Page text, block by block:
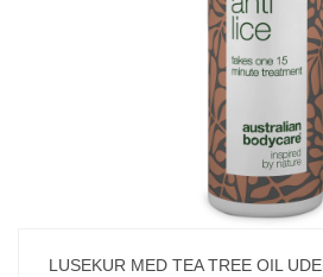
LUSEKUR MED TEA TREE OIL